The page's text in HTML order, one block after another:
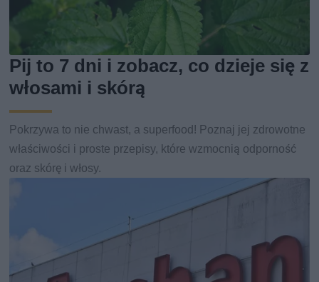
Pij to 7 dni i zobacz, co dzieje się z
włosami i skórą
Pokrzywa to nie chwast, a superfood! Poznaj jej zdrowotne
właściwości i proste przepisy, które wzmocnią odporność
oraz skórę i włosy.